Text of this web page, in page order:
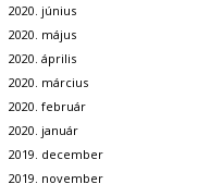
2020. június
2020. május
2020. április
2020. március
2020. február
2020. január
2019. december
2019. november